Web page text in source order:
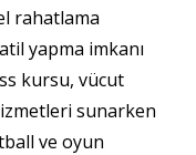
rahatlama
yapma imkanı
kursu, vücut
sunarken
ve oyun